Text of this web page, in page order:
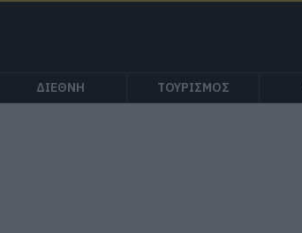
ΔΙΕΘΝΗ ΤΟΥΡΙΣΜΟΣ